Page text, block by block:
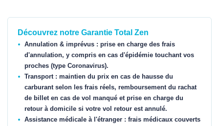
Découvrez notre Garantie Total Zen
Annulation & imprévus : prise en charge des frais
d'annulation, y compris en cas d'épidémie touchant vos
proches (type Coronavirus).
Transport : maintien du prix en cas de hausse du
carburant selon les frais réels, remboursement du rachat
de billet en cas de vol manqué et prise en charge du
retour à domicile si votre vol retour est annulé.
Assistance médicale à l'étranger : frais médicaux couverts